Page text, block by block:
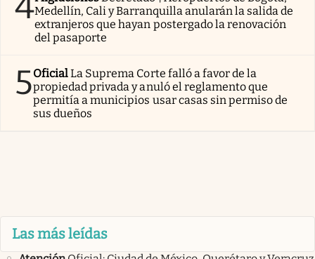
Medellín, Cali y Barranquilla anularán la salida de
extranjeros que hayan postergado la renovación
del pasaporte
5OficialLa Suprema Corte falló a favor de la
propiedad privada y anuló el reglamento que
permitía a municipios usar casas sin permiso de
sus dueños
Las más leídas